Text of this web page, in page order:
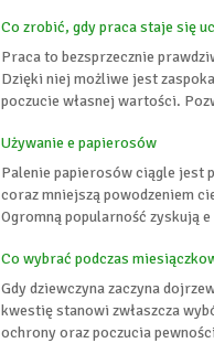
Co zrobić, gdy praca staje się
Praca to bezsprzecznie
Dzięki niej możliwe jest
poczucie własnej wartości.
Używanie e papierosów
Palenie papierosów ciągle jest
coraz mniejszą powodzeniem
Ogromną popularność zyskują
Co wybrać podczas
Gdy dziewczyna zaczyna
kwestię stanowi zwłaszcza
ochrony oraz poczucia